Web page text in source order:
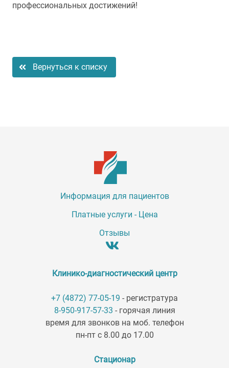
профессиональных достижений!
Вернуться к списку
Информация для пациентов
Платные услуги - Цена
Отзывы
Клинико-диагностический центр
+7 (4872) 77-05-19 - регистратура
8-950-917-57-33 - горячая линия
время для звонков на моб. телефон
пн-пт с 8.00 до 17.00
Стационар